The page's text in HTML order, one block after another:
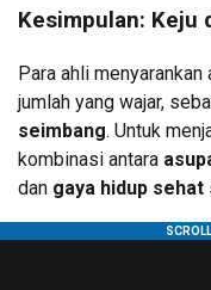
Kesimpulan: Keju
Para ahli
jumlah yang wajar,
seimbang. Untuk
kombinasi antara
dan gaya hidup sehat